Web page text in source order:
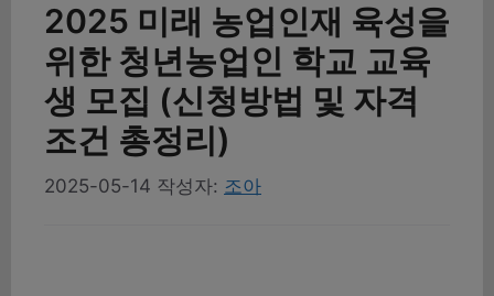
2025 미래 농업인재 육성을
위한 청년농업인 학교 교육
생 모집 (신청방법 및 자격
조건 총정리)
2025-05-14 작성자: 조아